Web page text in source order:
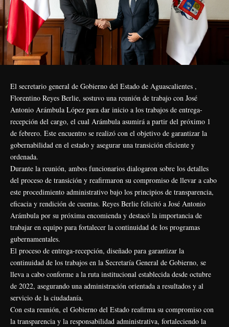
El secretario general de Gobierno del Estado de Aguascalientes ,
Florentino Reyes Berlie, sostuvo una reunión de trabajo con José
Antonio Arámbula López para dar inicio a los trabajos de entrega-
recepción del cargo, el cual Arámbula asumirá a partir del próximo 1
de febrero. Este encuentro se realizó con el objetivo de garantizar la
gobernabilidad en el estado y asegurar una transición eficiente y
ordenada.
Durante la reunión, ambos funcionarios dialogaron sobre los detalles
del proceso de transición y reafirmaron su compromiso de llevar a cabo
este procedimiento administrativo bajo los principios de transparencia,
eficacia y rendición de cuentas. Reyes Berlie felicitó a José Antonio
Arámbula por su próxima encomienda y destacó la importancia de
trabajar en equipo para fortalecer la continuidad de los programas
gubernamentales.
El proceso de entrega-recepción, diseñado para garantizar la
continuidad de los trabajos en la Secretaría General de Gobierno, se
lleva a cabo conforme a la ruta institucional establecida desde octubre
de 2022, asegurando una administración orientada a resultados y al
servicio de la ciudadanía.
Con esta reunión, el Gobierno del Estado reafirma su compromiso con
la transparencia y la responsabilidad administrativa, fortaleciendo la